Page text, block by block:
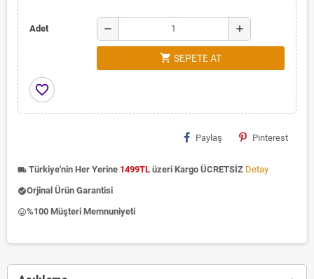
Adet remove add
shopping_cart SEPETE AT
favorite_border
Paylaş Pinterest
local_shipping Türkiye'nin Her Yerine 1499TL üzeri Kargo ÜCRETSİZ Detay
check_circleOrjinal Ürün Garantisi
insert_emoticon%100 Müşteri Memnuniyeti